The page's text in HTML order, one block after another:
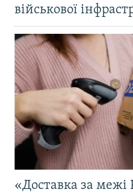
військової
«Доставка за межі